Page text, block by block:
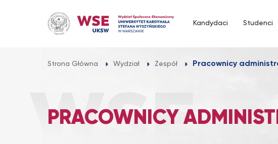
Kandydaci Studenci
Strona Główna Wydział Zespół Pracownicy
PRACOWNICY